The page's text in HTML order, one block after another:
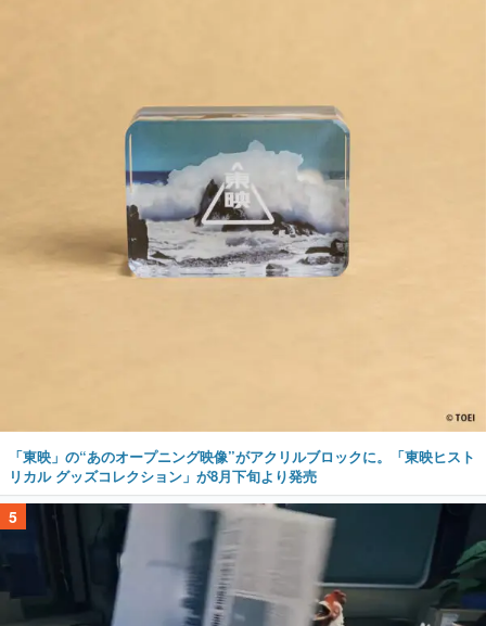
「東映」の“あのオープニング映像”がアクリルブロックに。「東映ヒスト
リカル グッズコレクション」が8月下旬より発売
5